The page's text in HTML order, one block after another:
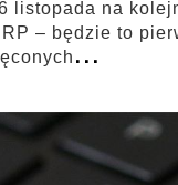
listopada na
– będzie to
...